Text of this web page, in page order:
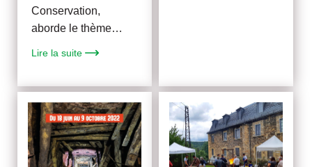
Conservation,
aborde le thème…
Lire la suite